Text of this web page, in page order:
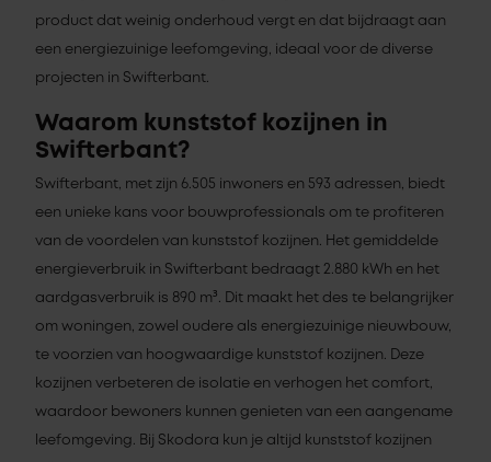
product dat weinig onderhoud vergt en dat bijdraagt aan
een energiezuinige leefomgeving, ideaal voor de diverse
projecten in Swifterbant.
Waarom kunststof kozijnen in
Swifterbant?
Swifterbant, met zijn 6.505 inwoners en 593 adressen, biedt
een unieke kans voor bouwprofessionals om te profiteren
van de voordelen van kunststof kozijnen. Het gemiddelde
energieverbruik in Swifterbant bedraagt 2.880 kWh en het
aardgasverbruik is 890 m³. Dit maakt het des te belangrijker
om woningen, zowel oudere als energiezuinige nieuwbouw,
te voorzien van hoogwaardige kunststof kozijnen. Deze
kozijnen verbeteren de isolatie en verhogen het comfort,
waardoor bewoners kunnen genieten van een aangename
leefomgeving. Bij Skodora kun je altijd kunststof kozijnen